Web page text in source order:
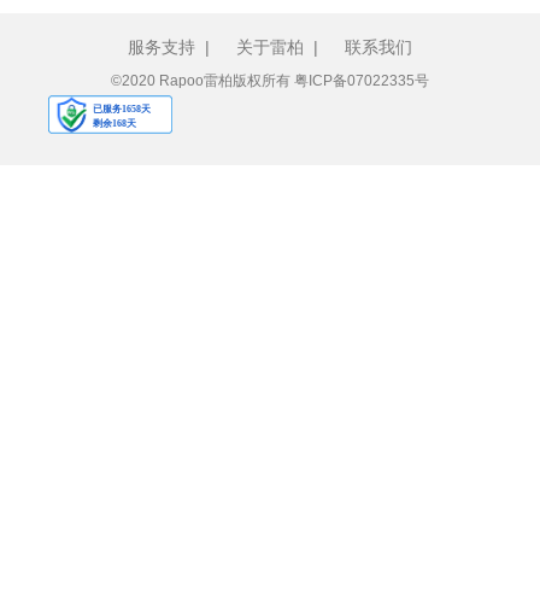
服务支持 | 关于雷柏 | 联系我们
©2020 Rapoo雷柏版权所有 粤ICP备07022335号